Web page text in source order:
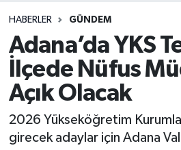
HABERLER GÜNDEM
Adana’da YKS
İlçede Nüfus
Açık Olacak
2026 Yükseköğretim
girecek adaylar için Adana